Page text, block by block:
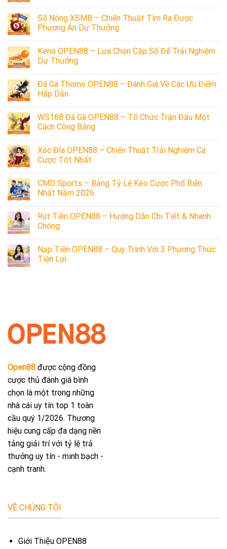
Số Nóng XSMB – Chiến Thuật Tìm Ra Được
Phương Án Dự Thưởng
Keno OPEN88 – Lựa Chọn Cặp Số Để Trải Nghiệm
Dự Thưởng
Đá Gà Thomo OPEN88 – Đánh Giá Về Các Ưu Điểm
Hấp Dẫn
WS168 Đá Gà OPEN88 – Tổ Chức Trận Đấu Một
Cách Công Bằng
Xóc Đĩa OPEN88 – Chiến Thuật Trải Nghiệm Cá
Cược Tốt Nhất
CMD Sports – Bảng Tỷ Lệ Kèo Cược Phổ Biến
Nhất Năm 2026
Rút Tiền OPEN88 – Hướng Dẫn Chi Tiết & Nhanh
Chóng
Nạp Tiền OPEN88 – Quy Trình Với 3 Phương Thức
Tiện Lợi
Open88 được cộng đồng
cược thủ đánh giá bình
chọn là một trong những
nhà cái uy tín top 1 toàn
cầu quý 1/2026. Thương
hiệu cung cấp đa dạng nền
tảng giải trí với tỷ lệ trả
thưởng uy tín - minh bạch -
cạnh tranh.
VỀ CHÚNG TÔI
Giới Thiệu OPEN88